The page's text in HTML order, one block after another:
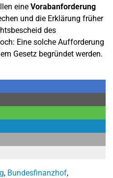
eine Vorabanforderung
und die Erklärung früher
des
Eine solche Aufforderung
Gesetz begründet werden.
, Bundesfinanzhof,